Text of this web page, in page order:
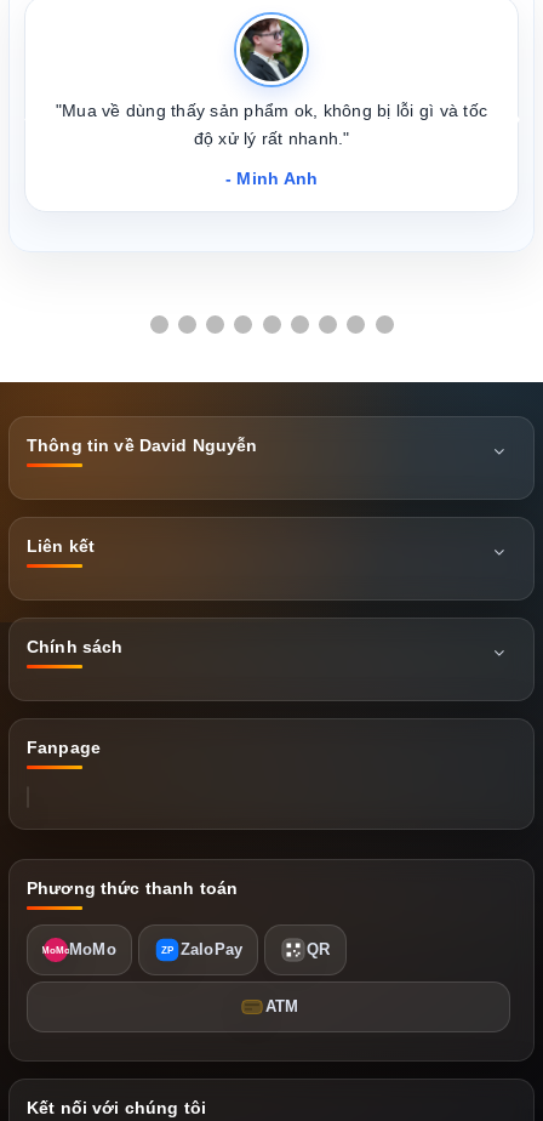
"Mua về dùng thấy sản phẩm ok, không bị lỗi gì và tốc
độ xử lý rất nhanh."
- Minh Anh
❯
Thông tin về David Nguyễn
Liên kết
Chính sách
Fanpage
Phương thức thanh toán
MoMo MoMo ZP ZaloPay QR
ATM
Kết nối với chúng tôi